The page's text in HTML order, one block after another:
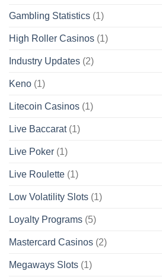
Gambling Statistics (1)
High Roller Casinos (1)
Industry Updates (2)
Keno (1)
Litecoin Casinos (1)
Live Baccarat(1)
Live Poker (1)
Live Roulette (1)
Low Volatility Slots (1)
Loyalty Programs (5)
Mastercard Casinos (2)
Megaways Slots (1)